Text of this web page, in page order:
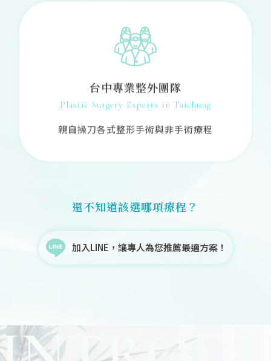
台中專業整外團隊
Plastic Surgery Experts in Taichung
親自操刀各式整形手術與非手術療程
還不知道該選哪項療程？
加入LINE，讓專人為您推薦最適方案！